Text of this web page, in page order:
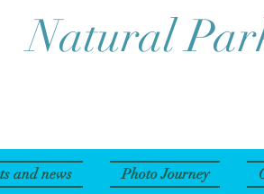
Natural
and news Photo Journey